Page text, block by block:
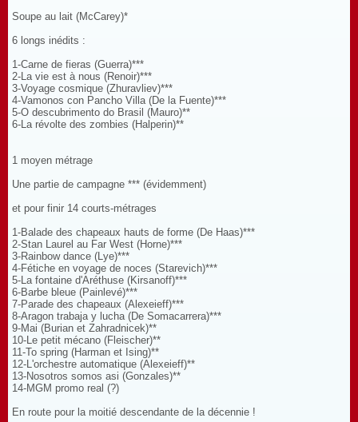
Soupe au lait (McCarey)*
6 longs inédits :
1-Carne de fieras (Guerra)***
2-La vie est à nous (Renoir)***
3-Voyage cosmique (Zhuravliev)***
4-Vamonos con Pancho Villa (De la Fuente)***
5-O descubrimento do Brasil (Mauro)**
6-La révolte des zombies (Halperin)**
1 moyen métrage
Une partie de campagne *** (évidemment)
et pour finir 14 courts-métrages
1-Balade des chapeaux hauts de forme (De Haas)***
2-Stan Laurel au Far West (Horne)***
3-Rainbow dance (Lye)***
4-Fétiche en voyage de noces (Starevich)***
5-La fontaine d'Aréthuse (Kirsanoff)***
6-Barbe bleue (Painlevé)***
7-Parade des chapeaux (Alexeieff)***
8-Aragon trabaja y lucha (De Somacarrera)***
9-Mai (Burian et Zahradnicek)**
10-Le petit mécano (Fleischer)**
11-To spring (Harman et Ising)**
12-L'orchestre automatique (Alexeieff)**
13-Nosotros somos asi (Gonzales)**
14-MGM promo real (?)
En route pour la moitié descendante de la décennie !